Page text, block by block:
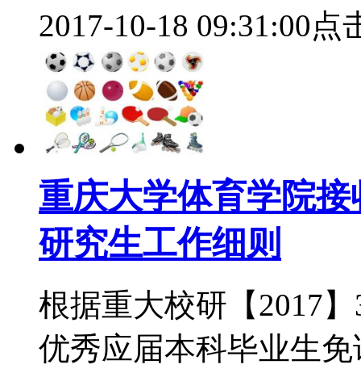
2017-10-18 09:31:00点
重庆大学体育学院
研究生工作细则
根据重大校研【2017
优秀应届本科毕业生